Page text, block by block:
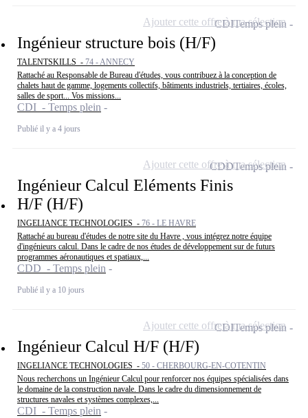
Ingénieur structure bois (H/F)
TALENTSKILLS - 74 - ANNECY
Rattaché au Responsable de Bureau d'études, vous contribuez à la conception de
chalets haut de gamme, logements collectifs, bâtiments industriels, tertiaires, écoles,
salles de sport... Vos missions...
CDI - Temps plein
Publié il y a 4 jours
CDITemps plein
Ajouter cette offre à ma sélection
Ingénieur Calcul Eléments Finis
H/F (H/F)
INGELIANCE TECHNOLOGIES - 76 - LE HAVRE
Rattaché au bureau d'études de notre site du Havre , vous intégrez notre équipe
d'ingénieurs calcul. Dans le cadre de nos études de développement sur de futurs
programmes aéronautiques et spatiaux,...
CDD - Temps plein
Publié il y a 10 jours
CDDTemps plein
Ajouter cette offre à ma sélection
Ingénieur Calcul H/F (H/F)
INGELIANCE TECHNOLOGIES - 50 - CHERBOURG-EN-COTENTIN
Nous recherchons un Ingénieur Calcul pour renforcer nos équipes spécialisées dans
le domaine de la construction navale. Dans le cadre du dimensionnement de
structures navales et systèmes complexes,...
CDI - Temps plein
CDITemps plein
Ajouter cette offre à ma sélection